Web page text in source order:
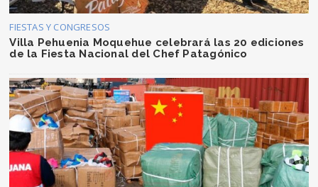
FIESTAS Y CONGRESOS
Villa Pehuenia Moquehue celebrará las 20 ediciones
de la Fiesta Nacional del Chef Patagónico